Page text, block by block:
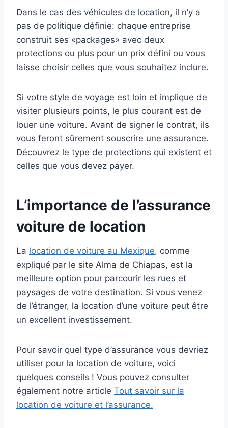
Dans le cas des véhicules de location, il n’y a
pas de politique définie: chaque entreprise
construit ses «packages» avec deux
protections ou plus pour un prix défini ou vous
laisse choisir celles que vous souhaitez inclure.
Si votre style de voyage est loin et implique de
visiter plusieurs points, le plus courant est de
louer une voiture. Avant de signer le contrat, ils
vous feront sûrement souscrire une assurance.
Découvrez le type de protections qui existent et
celles que vous devez payer.
L’importance de l’assurance
voiture de location
La location de voiture au Mexique, comme
expliqué par le site Alma de Chiapas, est la
meilleure option pour parcourir les rues et
paysages de votre destination. Si vous venez
de l’étranger, la location d’une voiture peut être
un excellent investissement.
Pour savoir quel type d’assurance vous devriez
utiliser pour la location de voiture, voici
quelques conseils ! Vous pouvez consulter
également notre article Tout savoir sur la
location de voiture et l’assurance.